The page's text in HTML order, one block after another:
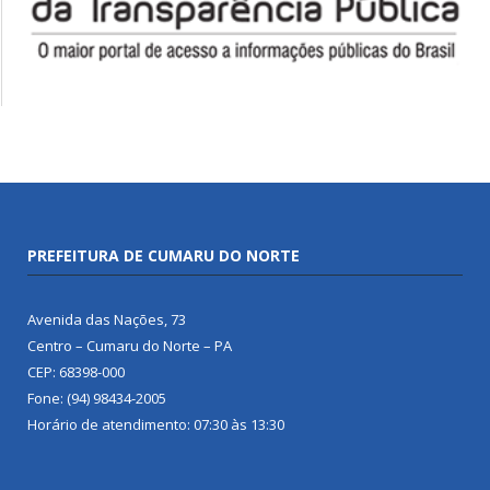
PREFEITURA DE CUMARU DO NORTE
Avenida das Nações, 73
Centro – Cumaru do Norte – PA
CEP: 68398-000
Fone: (94) 98434-2005
Horário de atendimento: 07:30 às 13:30